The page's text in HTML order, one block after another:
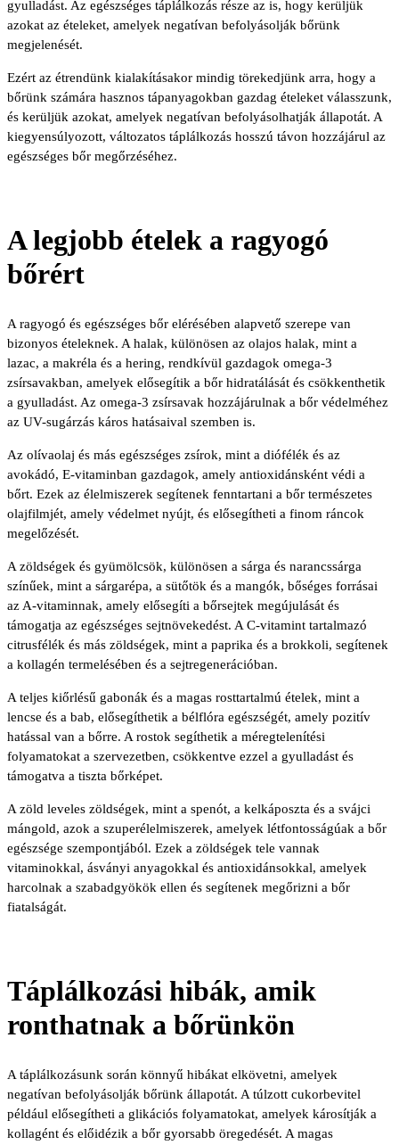
gyulladást. Az egészséges táplálkozás része az is, hogy kerüljük
azokat az ételeket, amelyek negatívan befolyásolják bőrünk
megjelenését.
Ezért az étrendünk kialakításakor mindig törekedjünk arra, hogy a
bőrünk számára hasznos tápanyagokban gazdag ételeket válasszunk,
és kerüljük azokat, amelyek negatívan befolyásolhatják állapotát. A
kiegyensúlyozott, változatos táplálkozás hosszú távon hozzájárul az
egészséges bőr megőrzéséhez.
A legjobb ételek a ragyogó
bőrért
A ragyogó és egészséges bőr elérésében alapvető szerepe van
bizonyos ételeknek. A halak, különösen az olajos halak, mint a
lazac, a makréla és a hering, rendkívül gazdagok omega-3
zsírsavakban, amelyek elősegítik a bőr hidratálását és csökkenthetik
a gyulladást. Az omega-3 zsírsavak hozzájárulnak a bőr védelméhez
az UV-sugárzás káros hatásaival szemben is.
Az olívaolaj és más egészséges zsírok, mint a diófélék és az
avokádó, E-vitaminban gazdagok, amely antioxidánsként védi a
bőrt. Ezek az élelmiszerek segítenek fenntartani a bőr természetes
olajfilmjét, amely védelmet nyújt, és elősegítheti a finom ráncok
megelőzését.
A zöldségek és gyümölcsök, különösen a sárga és narancssárga
színűek, mint a sárgarépa, a sütőtök és a mangók, bőséges forrásai
az A-vitaminnak, amely elősegíti a bőrsejtek megújulását és
támogatja az egészséges sejtnövekedést. A C-vitamint tartalmazó
citrusfélék és más zöldségek, mint a paprika és a brokkoli, segítenek
a kollagén termelésében és a sejtregenerációban.
A teljes kiőrlésű gabonák és a magas rosttartalmú ételek, mint a
lencse és a bab, elősegíthetik a bélflóra egészségét, amely pozitív
hatással van a bőrre. A rostok segíthetik a méregtelenítési
folyamatokat a szervezetben, csökkentve ezzel a gyulladást és
támogatva a tiszta bőrképet.
A zöld leveles zöldségek, mint a spenót, a kelkáposzta és a svájci
mángold, azok a szuperélelmiszerek, amelyek létfontosságúak a bőr
egészsége szempontjából. Ezek a zöldségek tele vannak
vitaminokkal, ásványi anyagokkal és antioxidánsokkal, amelyek
harcolnak a szabadgyökök ellen és segítenek megőrizni a bőr
fiatalságát.
Táplálkozási hibák, amik
ronthatnak a bőrünkön
A táplálkozásunk során könnyű hibákat elkövetni, amelyek
negatívan befolyásolják bőrünk állapotát. A túlzott cukorbevitel
például elősegítheti a glikációs folyamatokat, amelyek károsítják a
kollagént és előidézik a bőr gyorsabb öregedését. A magas